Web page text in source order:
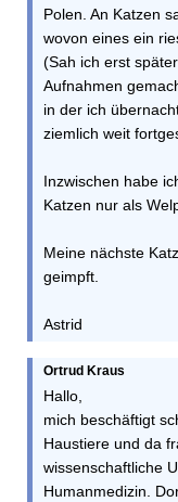
Polen. An Katzen
wovon eines ein
(Sah ich erst
Aufnahmen
in der ich
ziemlich weit
Inzwischen habe
Katzen nur als
Meine nächste
geimpft.
Astrid
Ortrud Kraus
Hallo,
mich beschäftigt
Haustiere und da
wissenschaftliche
Humanmedizin.